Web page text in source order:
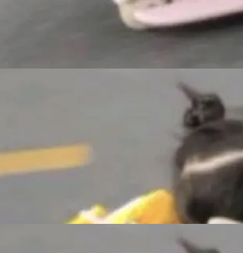
主从 S3 恢复 SQLite 数据
持久化的唯一真相...
，要么是vivo X300 E这
Z Fold8 Ultra / Z Fold8 /
均在7月22日发布，且全
for Galaxy，它们本该
Early Access 阶段。 De
写在 landing page 最显
is made between com
之间写出来的。git
退到任何一次编辑：Delt
的每一次操作，...
开支达 183 亿美元
Tunguz 博客（VC 分
第二季度业绩报告，Spac
四成。 与亚马逊、Alpha
传统科技巨头相比，Spa
尤为引人瞩目。然而，支
却呈现出截然不同的面
Meta 主要依托充沛的经
程 agent；Muse Spark
的新模型。一句话概括：
dev.meta.ai/install.
在大项目里自动规划、写
终端工具。 据介绍，Muse
，用知识图谱校
机器拥有全局视野。整个
环节：建图 → 控制难度